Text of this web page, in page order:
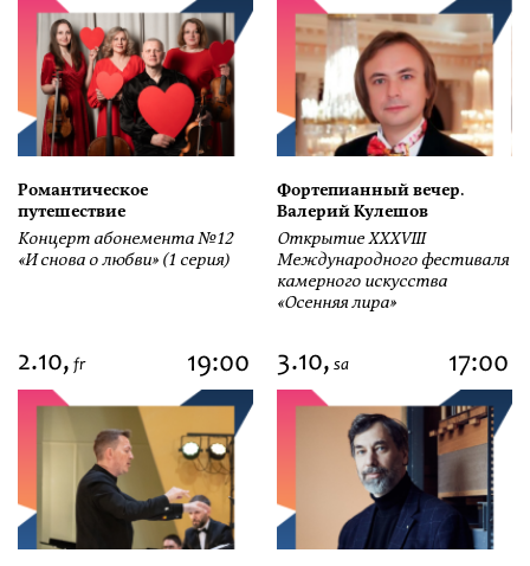
Романтическое
путешествие
Концерт абонемента №12
«И снова о любви» (1 серия)
Фортепианный вечер.
Валерий Кулешов
Открытие ХХХVIII
Международного фестиваля
камерного искусства
«Осенняя лира»
2.10, fr 19:00 3.10, sa 17:00